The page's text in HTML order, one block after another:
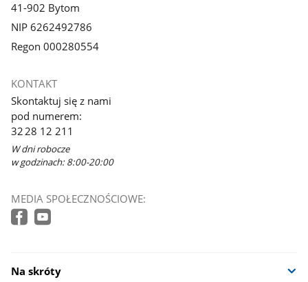
41-902 Bytom
NIP 6262492786
Regon 000280554
KONTAKT
Skontaktuj się z nami
pod numerem:
32 28 12 211
W dni robocze
w godzinach: 8:00-20:00
MEDIA SPOŁECZNOŚCIOWE:
Na skróty